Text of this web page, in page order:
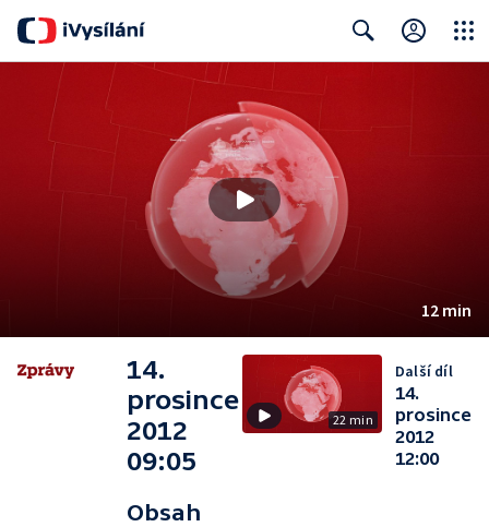
12 min
14.
prosince
2012
09:05
Obsah
22 min
Další díl
14.
prosince
2012
12:00